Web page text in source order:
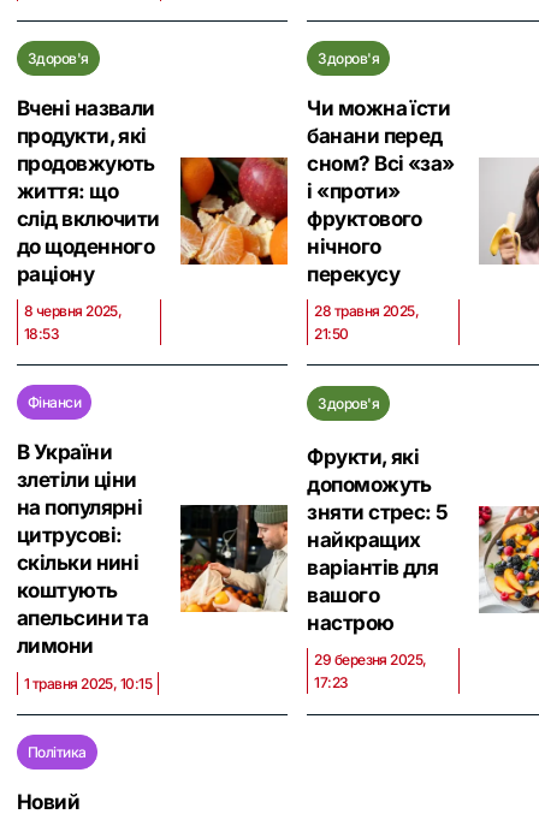
Здоров'я
Вчені назвали
продукти, які
продовжують
життя: що
слід включити
до щоденного
раціону
8 червня 2025,
18:53
Здоров'я
Чи можна їсти
банани перед
сном? Всі «за»
і «проти»
фруктового
нічного
перекусу
28 травня 2025,
21:50
Фінанси
В України
злетіли ціни
на популярні
цитрусові:
скільки нині
коштують
апельсини та
лимони
1 травня 2025, 10:15
Здоров'я
Фрукти, які
допоможуть
зняти стрес: 5
найкращих
варіантів для
вашого
настрою
29 березня 2025,
17:23
Політика
Новий